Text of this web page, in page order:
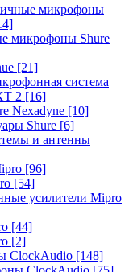
микрофоны
микрофоны Shure
[21]
система
2 [16]
Nexadyne [10]
Shure [6]
и антенны
[96]
[54]
усилители Mipro
[44]
[2]
ClockAudio [148]